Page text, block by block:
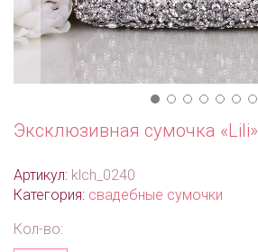
Эксклюзивная сумочка «Lili»
Артикул: klch_0240
Категория: свадебные сумочки
Кол-во: